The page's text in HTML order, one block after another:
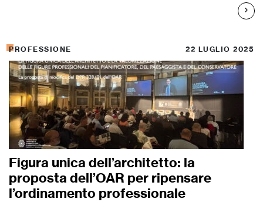
PROFESSIONE 22 LUGLIO 2025
Figura unica dell’architetto: la
proposta dell’OAR per ripensare
l’ordinamento professionale